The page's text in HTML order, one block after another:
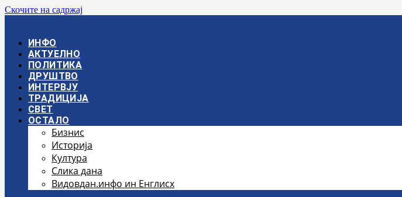
Скочите на садржај
ИНФО
АКТУЕЛНО
ПОЛИТИКА
ДРУШТВО
ИНТЕРВЈУ
ТРАДИЦИЈА
СВЕТ
ОСТАЛО
Бизнис
Историја
Култура
Слика дана
Видовдан.инфо ин Енглисх